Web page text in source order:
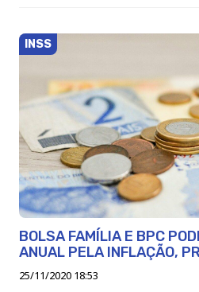
INSS
BOLSA FAMÍLIA E BPC
ANUAL PELA INFLAÇÃO,
25/11/2020 18:53